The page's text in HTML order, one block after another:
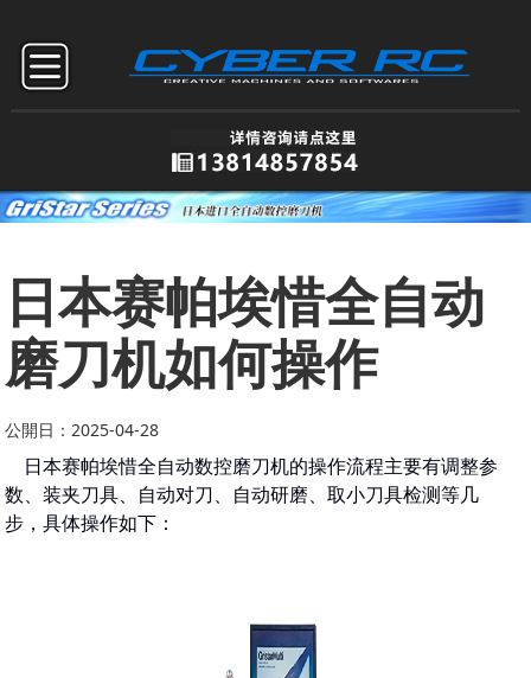
日本赛帕埃惜全自动
磨刀机如何操作
公開日：2025-04-28
日本赛帕埃惜全自动数控磨刀机的操作流程主要有调整参
数、装夹刀具、自动对刀、自动研磨、取小刀具检测等几
步，具体操作如下：